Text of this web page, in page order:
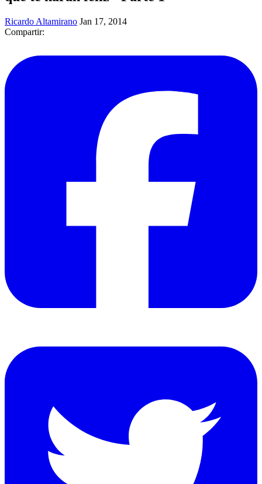
Ricardo Altamirano Jan 17, 2014
Compartir: